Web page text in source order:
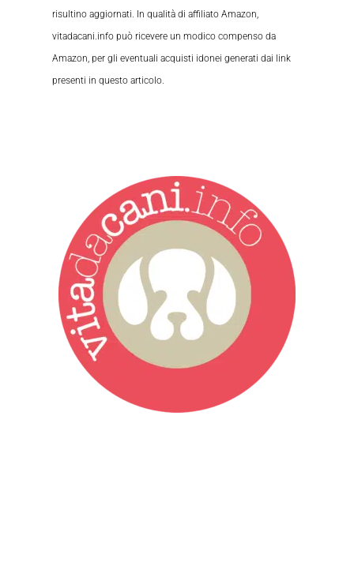
risultino aggiornati. In qualità di affiliato Amazon,
vitadacani.info può ricevere un modico compenso da
Amazon, per gli eventuali acquisti idonei generati dai link
presenti in questo articolo.